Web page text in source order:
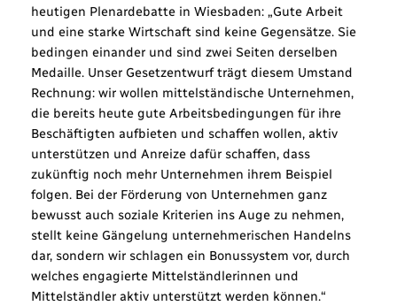
heutigen Plenardebatte in Wiesbaden: „Gute Arbeit
und eine starke Wirtschaft sind keine Gegensätze. Sie
bedingen einander und sind zwei Seiten derselben
Medaille. Unser Gesetzentwurf trägt diesem Umstand
Rechnung: wir wollen mittelständische Unternehmen,
die bereits heute gute Arbeitsbedingungen für ihre
Beschäftigten aufbieten und schaffen wollen, aktiv
unterstützen und Anreize dafür schaffen, dass
zukünftig noch mehr Unternehmen ihrem Beispiel
folgen. Bei der Förderung von Unternehmen ganz
bewusst auch soziale Kriterien ins Auge zu nehmen,
stellt keine Gängelung unternehmerischen Handelns
dar, sondern wir schlagen ein Bonussystem vor, durch
welches engagierte Mittelständlerinnen und
Mittelständler aktiv unterstützt werden können.“